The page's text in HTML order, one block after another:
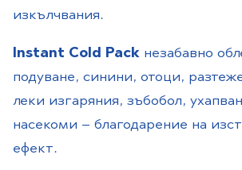
изкълчвания.
Instant Cold Pack незабавно
подуване, синини, отоци,
леки изгаряния, зъбобол,
насекоми – благодарение на
ефект.